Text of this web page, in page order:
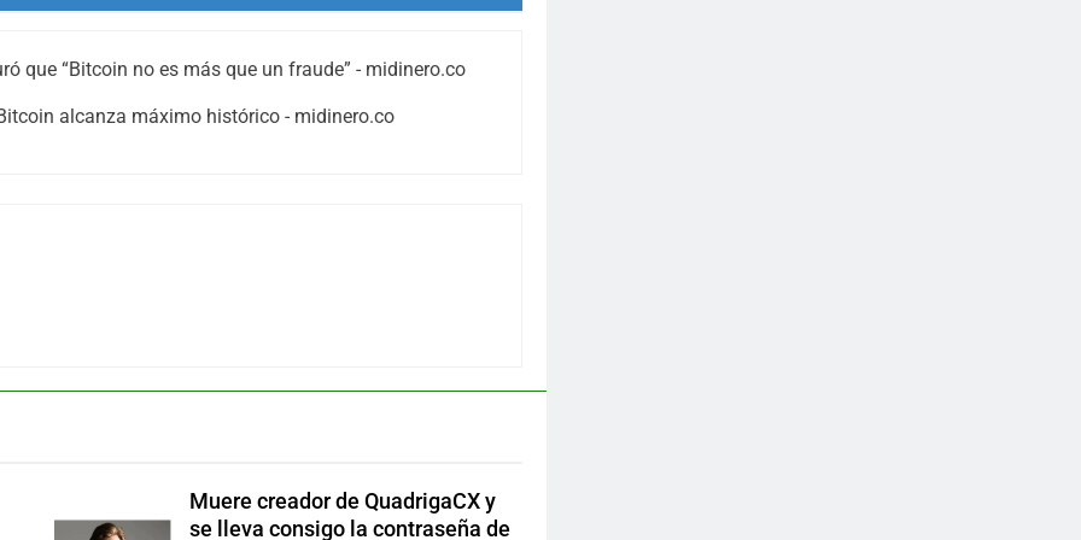
que “Bitcoin no es más que un fraude” - midinero.co
alcanza máximo histórico - midinero.co
Muere creador de QuadrigaCX y
se lleva consigo la contraseña de